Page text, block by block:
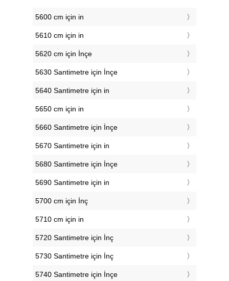
5600 cm için in
5610 cm için in
5620 cm için İnçe
5630 Santimetre için İnçe
5640 Santimetre için in
5650 cm için in
5660 Santimetre için İnçe
5670 Santimetre için in
5680 Santimetre için İnçe
5690 Santimetre için in
5700 cm için İnç
5710 cm için in
5720 Santimetre için İnç
5730 Santimetre için İnç
5740 Santimetre için İnçe